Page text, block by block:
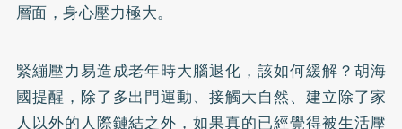
層面，身心壓力極大。
緊繃壓力易造成老年時大腦退化，該如何緩解？胡海
國提醒，除了多出門運動、接觸大自然、建立除了家
人以外的人際鏈結之外，如果真的已經覺得被生活壓